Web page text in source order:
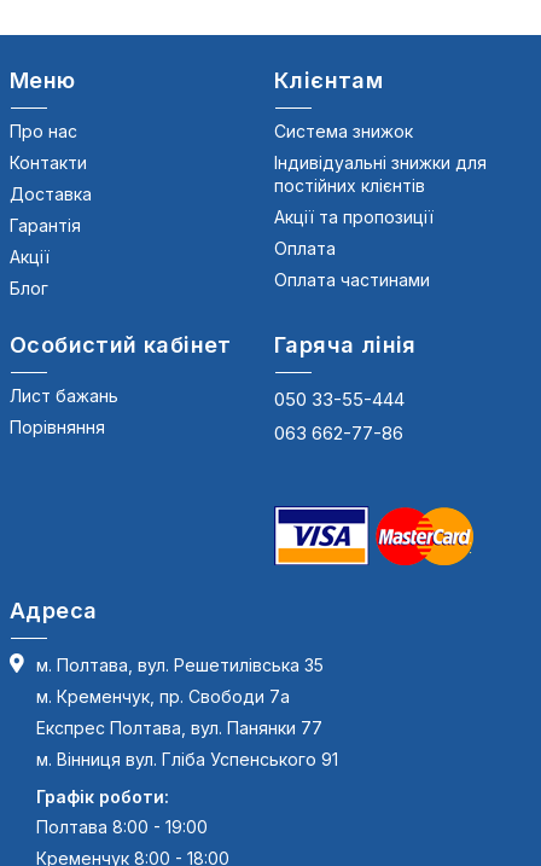
Меню
Про нас
Контакти
Доставка
Гарантія
Акції
Блог
Клієнтам
Система знижок
Індивідуальні знижки для
постійних клієнтів
Акції та пропозиції
Оплата
Оплата частинами
Особистий кабінет
Лист бажань
Порівняння
Гаряча лінія
050 33-55-444
063 662-77-86
Адреса
м. Полтава, вул. Решетилівська 35
м. Кременчук, пр. Свободи 7а
Експрес Полтава, вул. Панянки 77
м. Вінниця вул. Гліба Успенського 91
Графік роботи:
Полтава 8:00 - 19:00
Кременчук 8:00 - 18:00